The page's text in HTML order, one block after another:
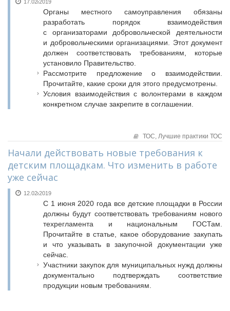
17.02.2019
Органы местного самоуправления обязаны
разработать порядок взаимодействия
с организаторами добровольческой деятельности
и добровольческими организациями. Этот документ
должен соответствовать требованиям, которые
установило Правительство.
Рассмотрите предложение о взаимодействии.
Прочитайте, какие сроки для этого предусмотрены.
Условия взаимодействия с волонтерами в каждом
конкретном случае закрепите в соглашении.
ТОС, Лучшие практики ТОС
Начали действовать новые требования к
детским площадкам. Что изменить в работе
уже сейчас
12.02.2019
С 1 июня 2020 года все детские площадки в России
должны будут соответствовать требованиям нового
техрегламента и национальным ГОСТам.
Прочитайте в статье, какое оборудование закупать
и что указывать в закупочной документации уже
сейчас.
Участники закупок для муниципальных нужд должны
документально подтверждать соответствие
продукции новым требованиям.